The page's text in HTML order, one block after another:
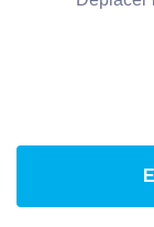
Date
Etat des
du DPE